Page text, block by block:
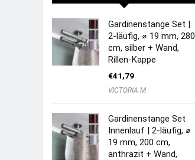
Gardinenstange Set |
2-läufig, ⌀ 19 mm, 280
cm, silber + Wand,
Rillen-Kappe
€41,79
VICTORIA M
Gardinenstange Set
Innenlauf | 2-läufig, ⌀
19 mm, 200 cm,
anthrazit + Wand,